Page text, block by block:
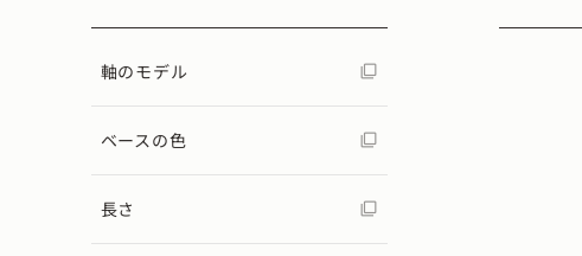
軸のモデル
ベースの色
長さ